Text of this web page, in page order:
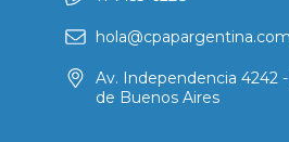
Av. Independencia 4242
de Buenos Aires